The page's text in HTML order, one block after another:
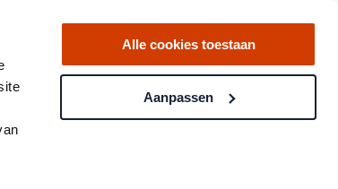
Alle cookies toestaan
Aanpassen